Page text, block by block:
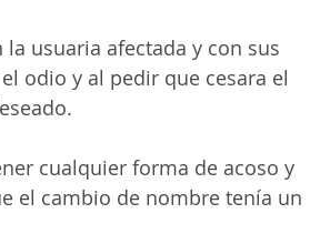
usuaria afectada y con sus
odio y al pedir que cesara el
cualquier forma de acoso y
el cambio de nombre tenía un